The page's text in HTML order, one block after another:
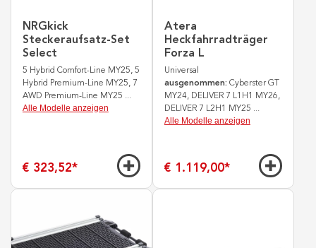
NRGkick
Steckeraufsatz-Set
Select
5 Hybrid Comfort-Line MY25, 5
Hybrid Premium-Line MY25, 7
AWD Premium-Line MY25 ...
Alle Modelle anzeigen
€ 323,52*
Atera
Heckfahrradträger
Forza L
Universal
ausgenommen: Cyberster GT
MY24, DELIVER 7 L1H1 MY26,
DELIVER 7 L2H1 MY25 ...
Alle Modelle anzeigen
€ 1.119,00*